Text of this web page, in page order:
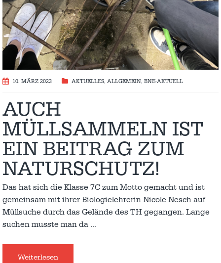
10. MÄRZ 2023 AKTUELLES, ALLGEMEIN, BNE-AKTUELL
AUCH
MÜLLSAMMELN IST
EIN BEITRAG ZUM
NATURSCHUTZ!
Das hat sich die Klasse 7C zum Motto gemacht und ist
gemeinsam mit ihrer Biologielehrerin Nicole Nesch auf
Müllsuche durch das Gelände des TH gegangen. Lange
suchen musste man da …
Weiterlesen